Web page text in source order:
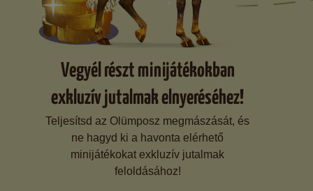
Vegyél részt minijátékokban
exkluzív jutalmak elnyeréséhez!
Teljesítsd az Olümposz megmászását, és
ne hagyd ki a havonta elérhető
minijátékokat exkluzív jutalmak
feloldásához!